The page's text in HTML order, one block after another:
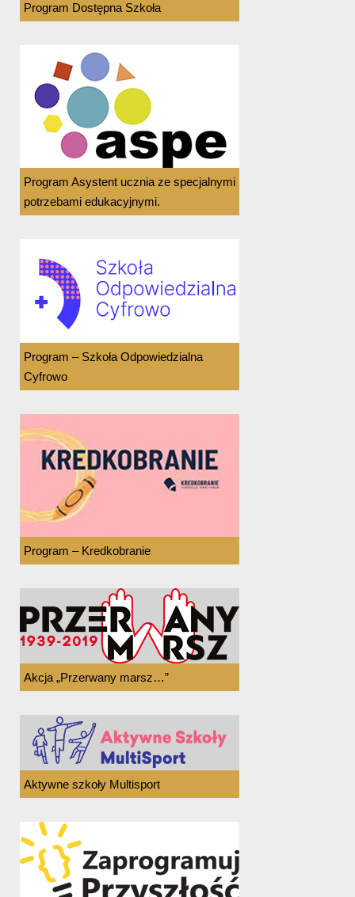
Program Dostępna Szkoła
Program Asystent ucznia ze specjalnymi
potrzebami edukacyjnymi.
Program – Szkoła Odpowiedzialna
Cyfrowo
Program – Kredkobranie
Akcja „Przerwany marsz…”
Aktywne szkoły Multisport